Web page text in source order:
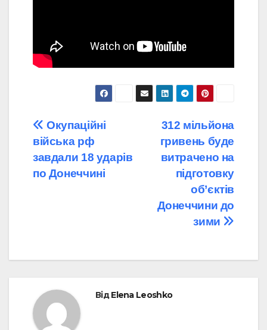
Навігація
записів
312 мільйона
гривень буде
витрачено на
підготовку
об’єктів
Донеччини до
зими
Окупаційні
війська рф
завдали 18 ударів
по Донеччині
ВідElena Leoshko